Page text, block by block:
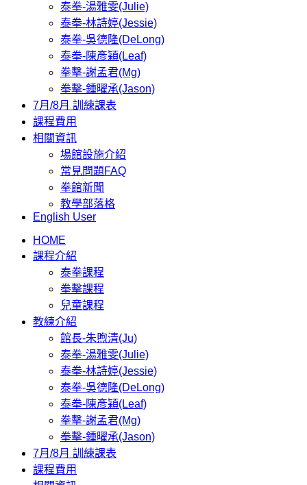
泰拳-湯雅雯(Julie)
泰拳-林詩婷(Jessie)
泰拳-吳德隆(DeLong)
泰拳-陳彥穎(Leaf)
拳擊-謝孟君(Mg)
拳擊-鍾曜承(Jason)
7月/8月 訓練課表
課程費用
相關資訊
場館設施介紹
常見問題FAQ
拳館新聞
教學部落格
English User
HOME
課程介紹
泰拳課程
拳擊課程
兒童課程
教練介紹
館長-朱煦清(Ju)
泰拳-湯雅雯(Julie)
泰拳-林詩婷(Jessie)
泰拳-吳德隆(DeLong)
泰拳-陳彥穎(Leaf)
拳擊-謝孟君(Mg)
拳擊-鍾曜承(Jason)
7月/8月 訓練課表
課程費用